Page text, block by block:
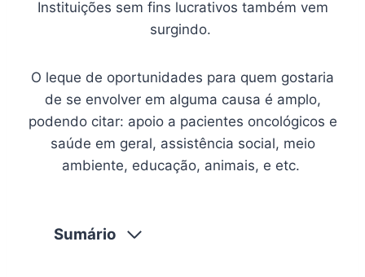
Instituições sem fins lucrativos também vem
surgindo.
O leque de oportunidades para quem gostaria
de se envolver em alguma causa é amplo,
podendo citar: apoio a pacientes oncológicos e
saúde em geral, assistência social, meio
ambiente, educação, animais, e etc.
Sumário